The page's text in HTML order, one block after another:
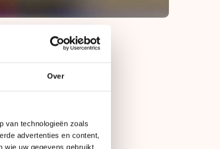
Over
van technologieën zoals
advertenties en content,
wie uw gegevens gebruikt
midden in een
dan ook klaar